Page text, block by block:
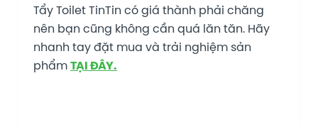
Tẩy Toilet TinTin có giá thành phải chăng
nên bạn cũng không cần quá lăn tăn. Hãy
nhanh tay đặt mua và trải nghiệm sản
phẩmTẠI ĐÂY.